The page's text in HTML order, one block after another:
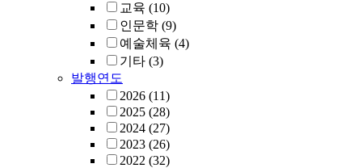
교육 (10)
인문학 (9)
예술체육 (4)
기타 (3)
발행연도
2026 (11)
2025 (28)
2024 (27)
2023 (26)
2022 (32)